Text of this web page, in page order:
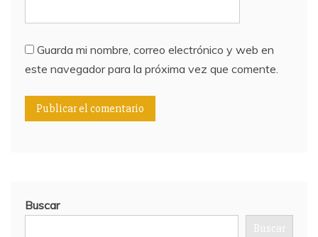
Guarda mi nombre, correo electrónico y web en
este navegador para la próxima vez que comente.
Buscar
Buscar